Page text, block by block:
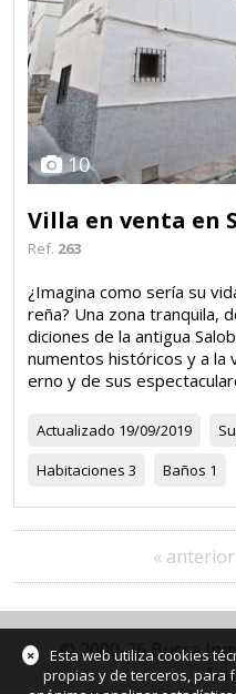
10
Villa en venta en
Ref. 263
¿Imagina como sería su
reña? Una zona tranquila,
diciones de la antigua
numentos históricos y a la
erno y de sus
Actualizado 19/09/2019
Habitaciones 3 Baños 1
« anterior
© 2000-26 Busca
×
Esta web utiliza cookies
propias y de terceros, para